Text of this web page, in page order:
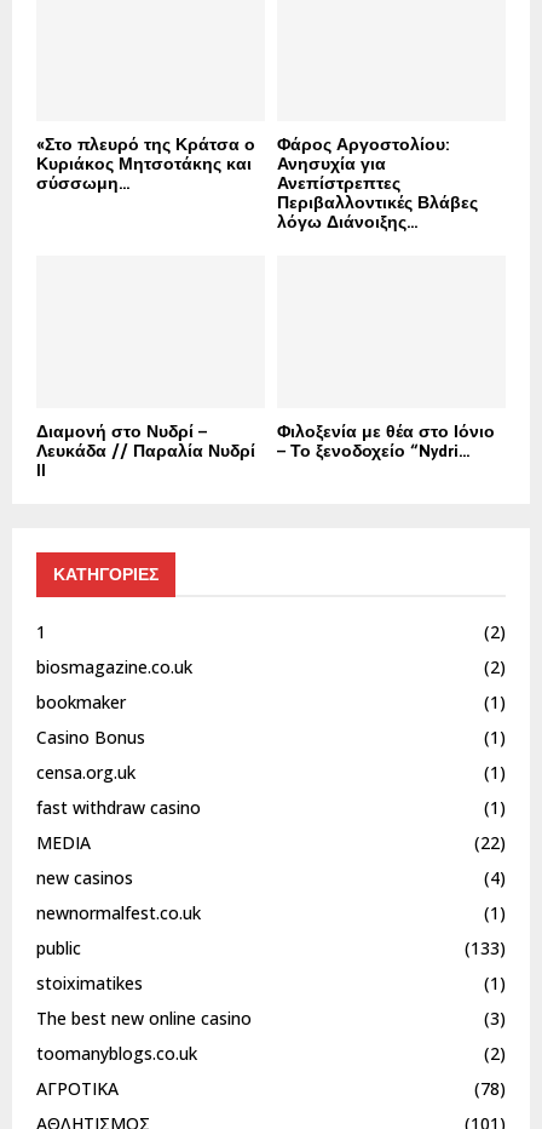
«Στο πλευρό της Κράτσα ο
Κυριάκος Μητσοτάκης και
σύσσωμη...
Φάρος Αργοστολίου:
Ανησυχία για
Ανεπίστρεπτες
Περιβαλλοντικές Βλάβες
λόγω Διάνοιξης...
Διαμονή στο Νυδρί –
Λευκάδα // Παραλία Νυδρί
II
Φιλοξενία με θέα στο Ιόνιο
– Το ξενοδοχείο “Nydri...
ΚΑΤΗΓΟΡΙΕΣ
1
(2)
biosmagazine.co.uk
(2)
bookmaker
(1)
Casino Bonus
(1)
censa.org.uk
(1)
fast withdraw casino
(1)
MEDIA
(22)
new casinos
(4)
newnormalfest.co.uk
(1)
public
(133)
stoiximatikes
(1)
The best new online casino
(3)
toomanyblogs.co.uk
(2)
ΑΓΡΟΤΙΚΑ
(78)
ΑΘΛΗΤΙΣΜΟΣ
(101)